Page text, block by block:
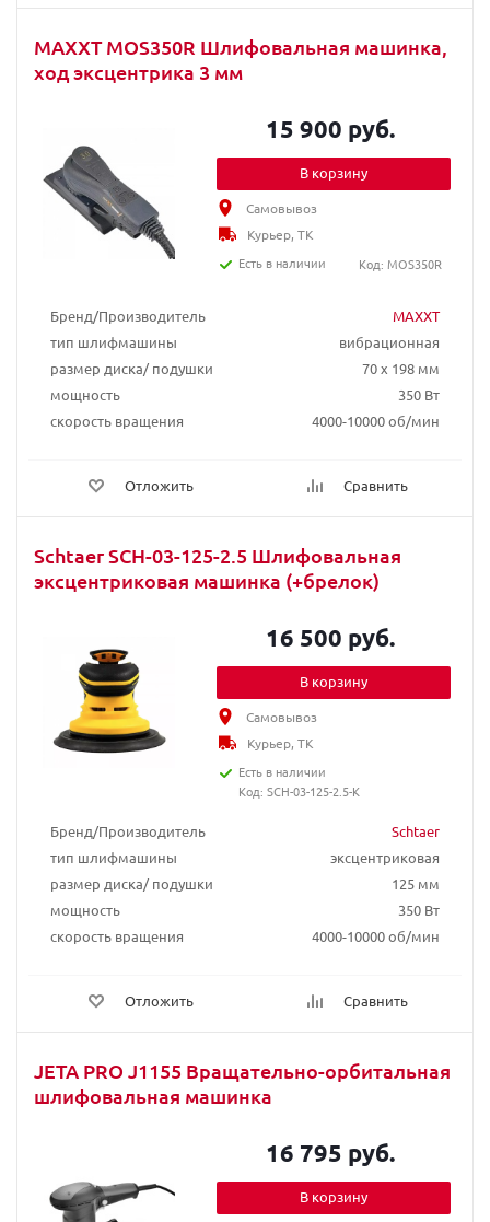
MAXXT MOS350R Шлифовальная машинка,
ход эксцентрика 3 мм
Бренд/Производитель
MAXXT
тип шлифмашины
вибрационная
размер диска/ подушки
70 х 198 мм
мощность
350 Вт
скорость вращения
4000-10000 об/мин
Отложить Сравнить
15 900 руб.
В корзину
Самовывоз
Курьер, ТК
Есть в наличии
Код: MOS350R
Schtaer SCH-03-125-2.5 Шлифовальная
эксцентриковая машинка (+брелок)
Бренд/Производитель
Schtaer
тип шлифмашины
эксцентриковая
размер диска/ подушки
125 мм
мощность
350 Вт
скорость вращения
4000-10000 об/мин
Отложить Сравнить
16 500 руб.
В корзину
Самовывоз
Курьер, ТК
Есть в наличии
Код: SCH-03-125-2.5-K
JETA PRO J1155 Вращательно-орбитальная
шлифовальная машинка
16 795 руб.
В корзину